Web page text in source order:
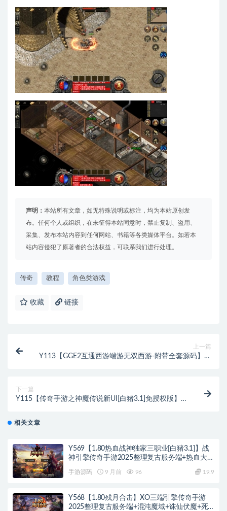
声明： 本站所有文章，如无特殊说明或标注，均为本站原创发
布。任何个人或组织，在未征得本站同意时，禁止复制、盗用、
采集、发布本站内容到任何网站、书籍等各类媒体平台。如若本
站内容侵犯了原著者的合法权益，可联系我们进行处理。
传奇 教程 角色类游戏
收藏 链接
上一篇
Y113【GGE2互通西游端游无双西游-附带全套源码】角
下一篇
Y115【传奇手游之神魔传说新UI[白猪3.1]免授权版】经
多功能网页授权物品后台-GM直冲网页后台-安卓苹果
相关文章
Y569【1.80热血战神独家三职业[白猪3.1]】战
神引擎传奇手游2025整理复古服务端+热血大陆
手游源码 9 月前 96 19.9
Y568【1.80残月合击】XO三端引擎传奇手游
2025整理复古服务端+混沌魔域+诛仙伏魔+死